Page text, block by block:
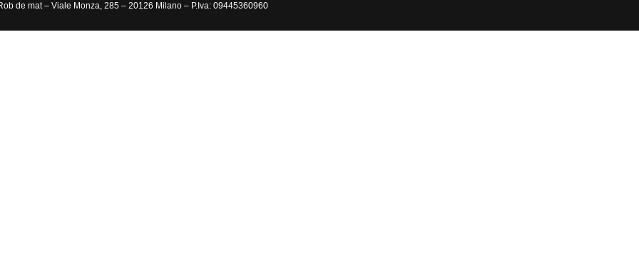
de mat – Viale Monza, 285 – 20126 Milano – P.Iva: 09445360960